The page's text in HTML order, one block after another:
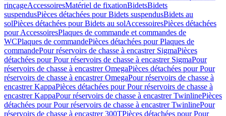
rinçageAccessoiresMatériel de fixationBidetsBidets
suspendusPièces détachées pour Bidets suspendusBidets au
solPièces détachées pour Bidets au solAccessoiresPièces détachées
pour AccessoiresPlaques de commande et commandes de
WCPlaques de commandePièces détachées pour Plaques de
commandePour réservoirs de chasse à encastrer SigmaPièces
détachées pour Pour réservoirs de chasse à encastrer SigmaPour
réservoirs de chasse à encastrer OmegaPièces détachées pour Pour
réservoirs de chasse à encastrer OmegaPour réservoirs de chasse à
encastrer KappaPièces détachées pour Pour réservoirs de chasse à
encastrer KappaPour réservoirs de chasse à encastrer TwinlinePièces
détachées pour Pour réservoirs de chasse à encastrer TwinlinePour
réservoirs de chasse à encastrer 300TPièces détachées pour Pour